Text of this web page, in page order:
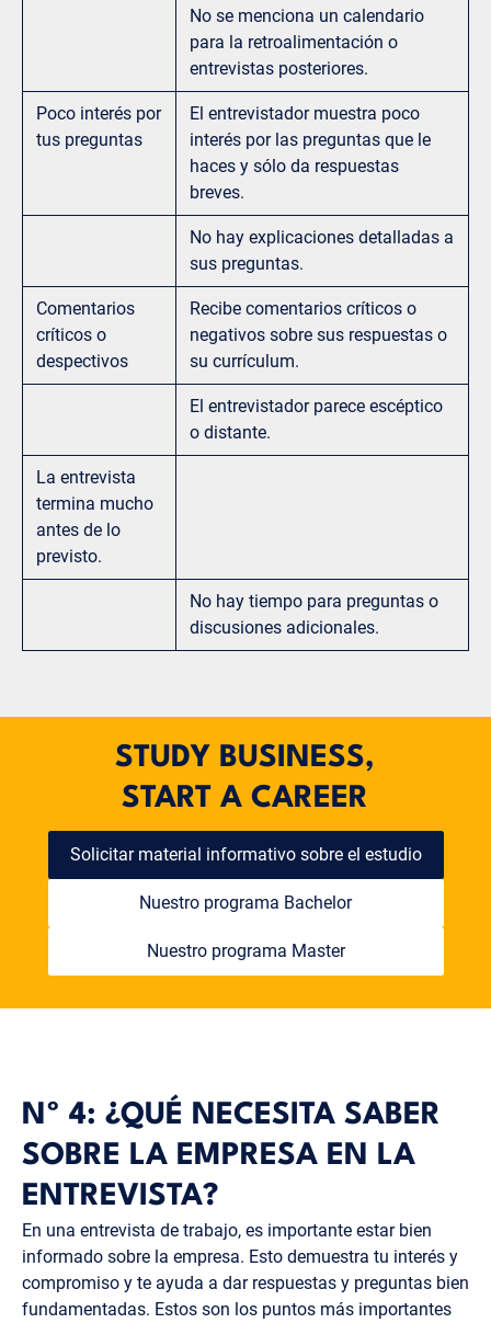
No se menciona un calendario
para la retroalimentación o
entrevistas posteriores.
Poco interés por
tus preguntas
El entrevistador muestra poco
interés por las preguntas que le
haces y sólo da respuestas
breves.
No hay explicaciones detalladas a
sus preguntas.
Comentarios
críticos o
despectivos
Recibe comentarios críticos o
negativos sobre sus respuestas o
su currículum.
El entrevistador parece escéptico
o distante.
La entrevista
termina mucho
antes de lo
previsto.
No hay tiempo para preguntas o
discusiones adicionales.
STUDY BUSINESS,
START A CAREER
Solicitar material informativo sobre el estudio
Nuestro programa Bachelor
Nuestro programa Master
Nº 4: ¿QUÉ NECESITA SABER
SOBRE LA EMPRESA EN LA
ENTREVISTA?
En una entrevista de trabajo, es importante estar bien
informado sobre la empresa. Esto demuestra tu interés y
compromiso y te ayuda a dar respuestas y preguntas bien
fundamentadas. Estos son los puntos más importantes